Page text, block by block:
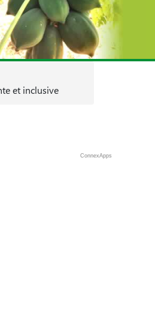
et inclusive
ConnexApps